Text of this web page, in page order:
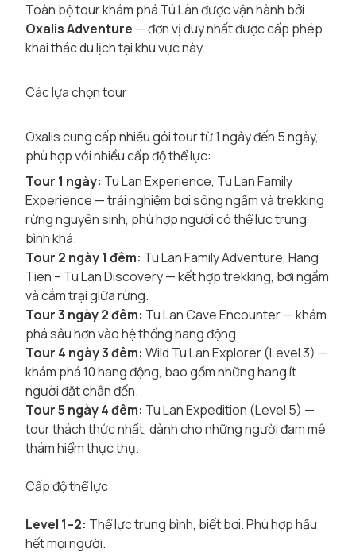
Toàn bộ tour khám phá Tú Làn được vận hành bởi
Oxalis Adventure — đơn vị duy nhất được cấp phép
khai thác du lịch tại khu vực này.
Các lựa chọn tour
Oxalis cung cấp nhiều gói tour từ 1 ngày đến 5 ngày,
phù hợp với nhiều cấp độ thể lực:
Tour 1 ngày: Tu Lan Experience, Tu Lan Family
Experience — trải nghiệm bơi sông ngầm và trekking
rừng nguyên sinh, phù hợp người có thể lực trung
bình khá.
Tour 2 ngày 1 đêm: Tu Lan Family Adventure, Hang
Tien – Tu Lan Discovery — kết hợp trekking, bơi ngầm
và cắm trại giữa rừng.
Tour 3 ngày 2 đêm: Tu Lan Cave Encounter — khám
phá sâu hơn vào hệ thống hang động.
Tour 4 ngày 3 đêm: Wild Tu Lan Explorer (Level 3) —
khám phá 10 hang động, bao gồm những hang ít
người đặt chân đến.
Tour 5 ngày 4 đêm: Tu Lan Expedition (Level 5) —
tour thách thức nhất, dành cho những người đam mê
thám hiểm thực thụ.
Cấp độ thể lực
Level 1–2: Thể lực trung bình, biết bơi. Phù hợp hầu
hết mọi người.